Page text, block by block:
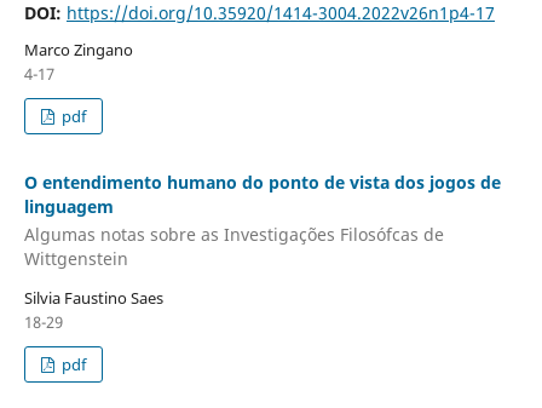
DOI: https://doi.org/10.35920/1414-3004.2022v26n1p4-17
Marco Zingano
4-17
pdf
O entendimento humano do ponto de vista dos jogos de
linguagem
Algumas notas sobre as Investigações Filosófcas de
Wittgenstein
Silvia Faustino Saes
18-29
pdf